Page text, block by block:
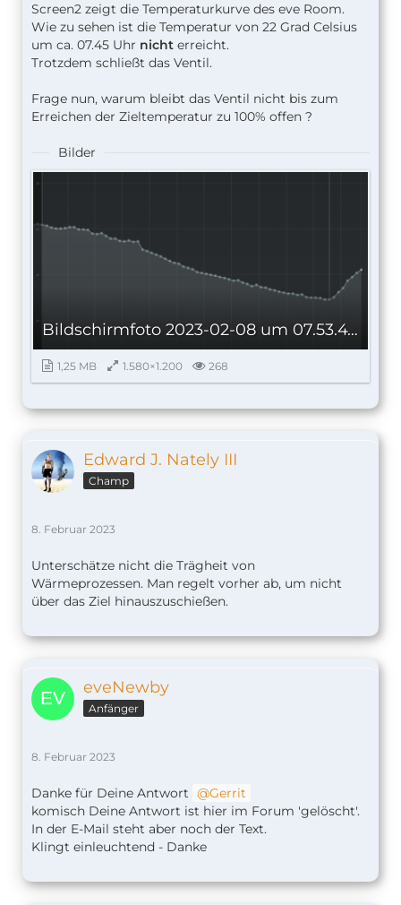
Screen2 zeigt die Temperaturkurve des eve Room.
Wie zu sehen ist die Temperatur von 22 Grad Celsius
um ca. 07.45 Uhr nicht erreicht.
Trotzdem schließt das Ventil.
Frage nun, warum bleibt das Ventil nicht bis zum
Erreichen der Zieltemperatur zu 100% offen ?
Bilder
Bildschirm­foto 2023-02-08 um 07.53.47.png
1,25 MB 1.580×1.200 268
Edward J. Nately III
Champ
8. Februar 2023
Unterschätze nicht die Trägheit von
Wärmeprozessen. Man regelt vorher ab, um nicht
über das Ziel hinauszuschießen.
eveNewby
Anfänger
8. Februar 2023
Danke für Deine Antwort
Gerrit
komisch Deine Antwort ist hier im Forum 'gelöscht'.
In der E-Mail steht aber noch der Text.
Klingt einleuchtend - Danke